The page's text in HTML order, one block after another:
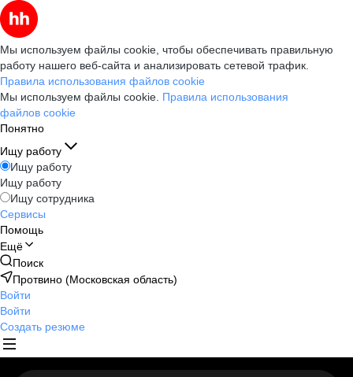
Мы используем файлы cookie, чтобы обеспечивать правильную
работу нашего веб-сайта и анализировать сетевой трафик.
Правила использования файлов cookie
Мы используем файлы cookie. Правила использования
файлов cookie
Понятно
Ищу работу
Ищу работу
Ищу работу
Ищу сотрудника
Сервисы
Помощь
Ещё
Поиск
Протвино (Московская область)
Войти
Войти
Создать резюме